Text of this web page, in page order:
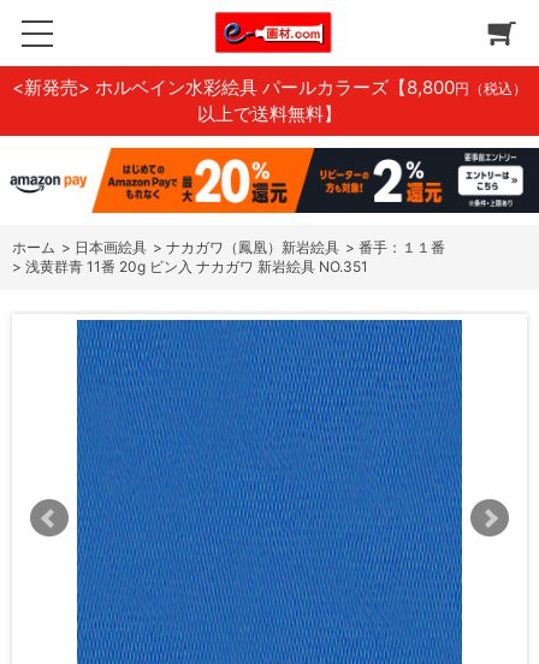
<新発売> ホルベイン水彩絵具 パールカラーズ 【8,800円（税込）
以上で送料無料】
ホーム > 日本画絵具 > ナカガワ（鳳凰）新岩絵具 > 番手：１１番
> 浅黄群青 11番 20g ビン入 ナカガワ 新岩絵具 NO.351